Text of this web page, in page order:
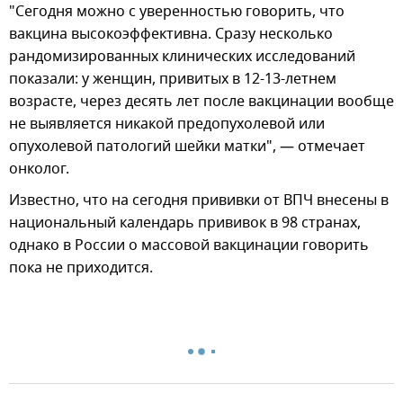
"Сегодня можно с уверенностью говорить, что
вакцина высокоэффективна. Сразу несколько
рандомизированных клинических исследований
показали: у женщин, привитых в 12-13-летнем
возрасте, через десять лет после вакцинации вообще
не выявляется никакой предопухолевой или
опухолевой патологий шейки матки", — отмечает
онколог.
Известно, что на сегодня прививки от ВПЧ внесены в
национальный календарь прививок в 98 странах,
однако в России о массовой вакцинации говорить
пока не приходится.